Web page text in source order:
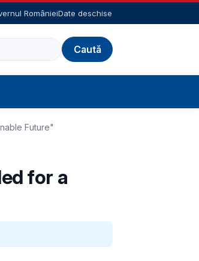
RomânieiDate deschise
Future"
for a